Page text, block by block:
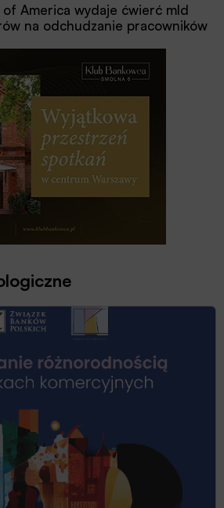
of America wydaje ćwierć mld
na odchudzanie pracowników